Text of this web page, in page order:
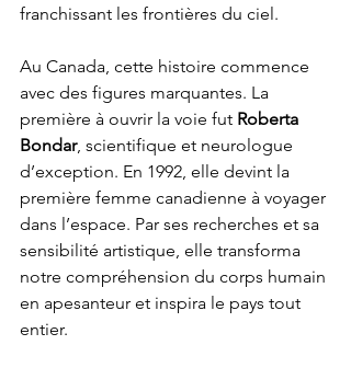
franchissant les frontières du ciel.
Au Canada, cette histoire commence
avec des figures marquantes. La
première à ouvrir la voie fut Roberta
Bondar, scientifique et neurologue
d’exception. En 1992, elle devint la
première femme canadienne à voyager
dans l’espace. Par ses recherches et sa
sensibilité artistique, elle transforma
notre compréhension du corps humain
en apesanteur et inspira le pays tout
entier.